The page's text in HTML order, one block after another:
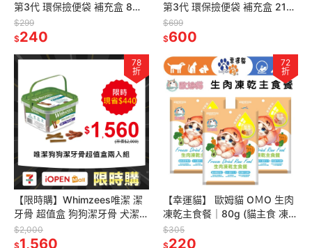
第3代 環保撿便袋 補充盒 8捲
裝 (薰衣草 / 無香)
$299
$240
第3代 環保撿便袋 補充盒 21捲
裝 (薰衣草 / 無香)
$699
$600
78
折
【限時購】Whimzees唯潔 潔
牙骨 超值盒 狗狗潔牙骨 犬潔牙
骨
$2,000
$1,560
72
折
【幸運貓】 歐姆貓 OＭO 生肉
凍乾主食餐｜80g (貓主食 凍乾
全齡貓 挑嘴貓)
$305
$220